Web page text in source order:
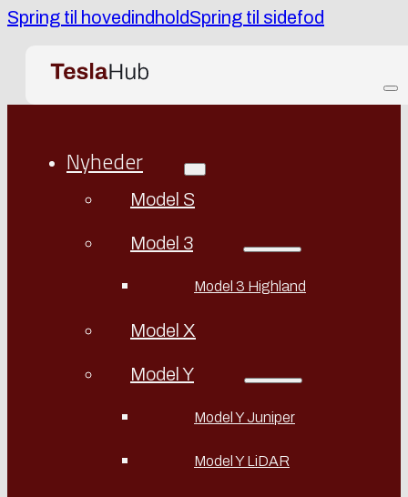
Spring til hovedindholdSpring til sidefod
Nyheder
Model S
Model 3
Model 3 Highland
Model X
Model Y
Model Y Juniper
Model Y LiDAR